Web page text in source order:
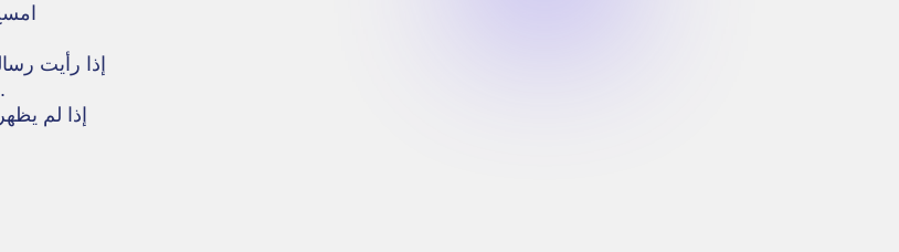
الحساب خاص، أو أن حساب TikTok الخاص بالمستخدم معلق.